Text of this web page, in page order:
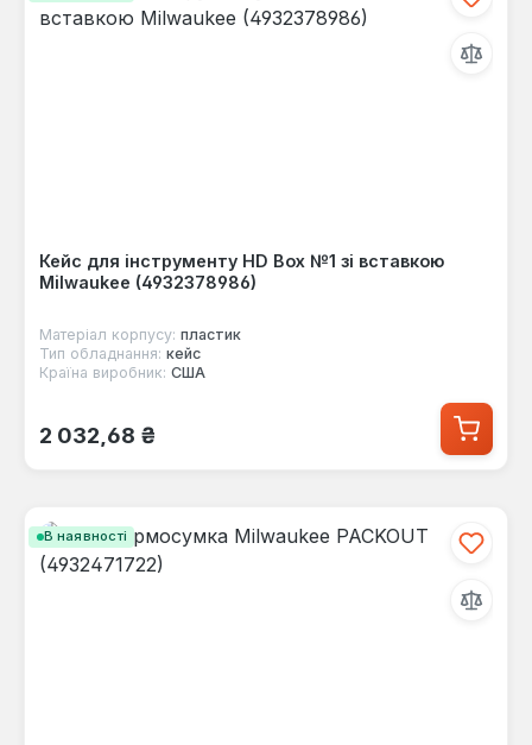
Кейс для інструменту HD Box №1 зі вставкою
Milwaukee (4932378986)
Матеріал корпусу: пластик
Тип обладнання: кейс
Країна виробник: США
Звичайна ціна:
2 032,68 ₴
В наявності